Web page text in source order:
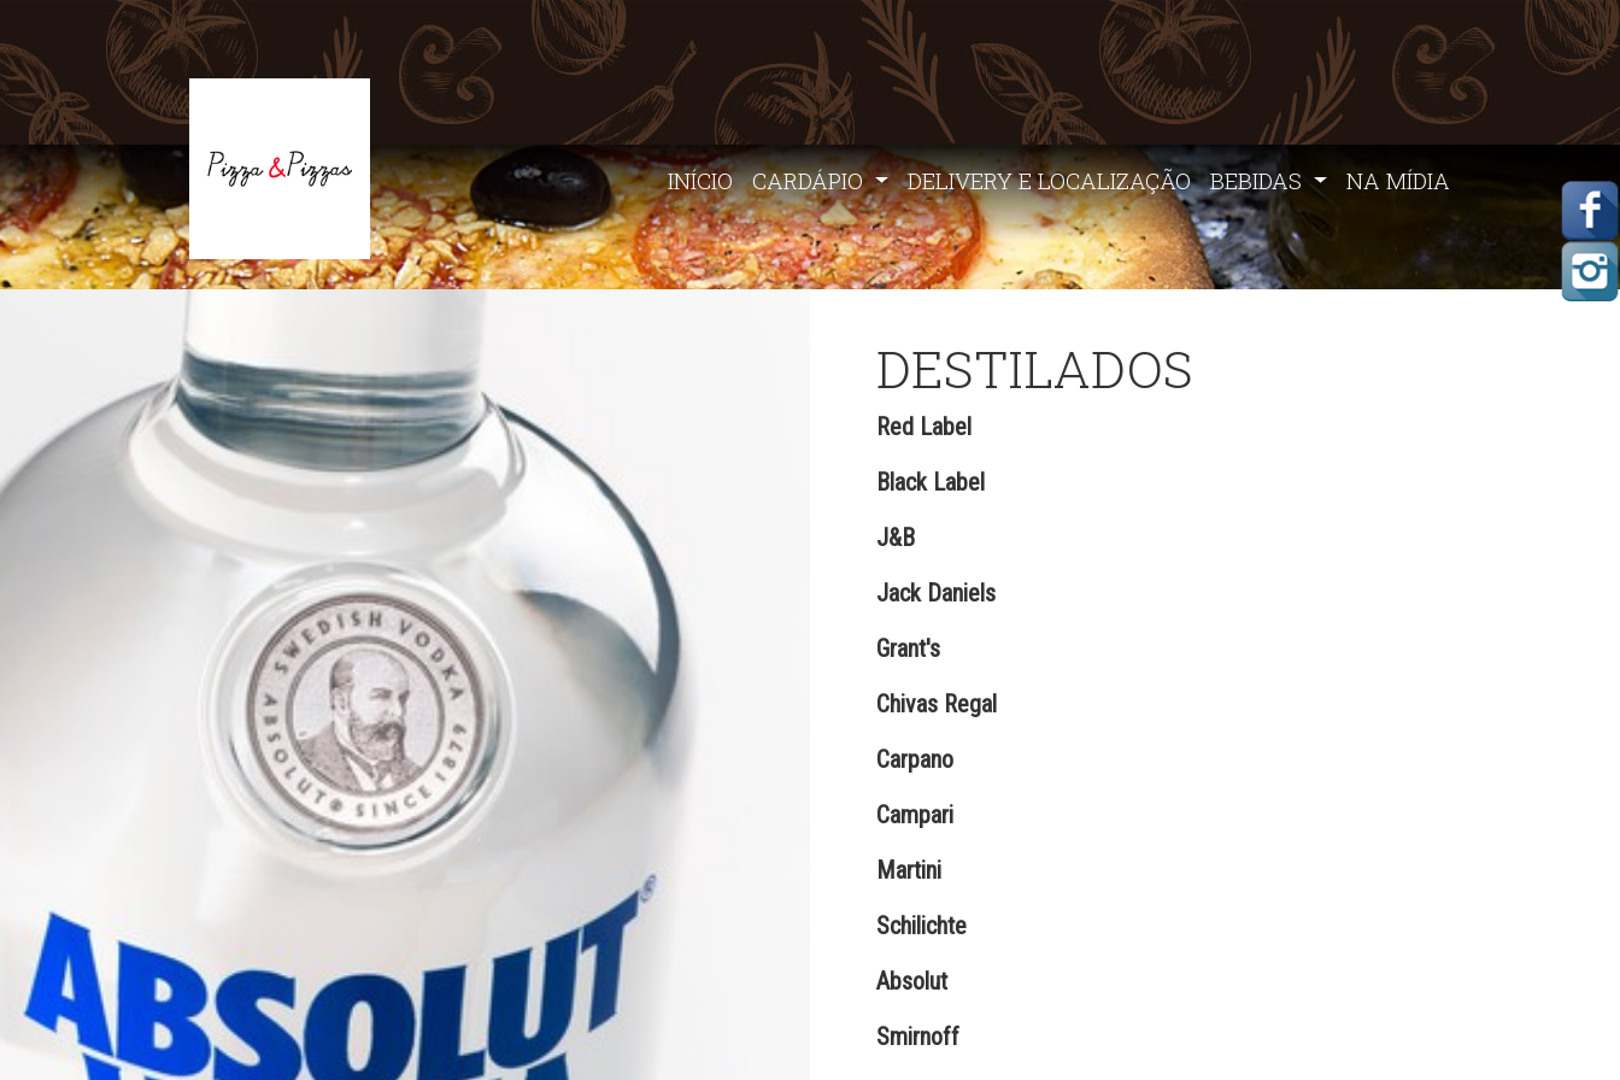
INÍCIO CARDÁPIO DELIVERY E LOCALIZAÇÃO BEBIDAS NA MÍDIA
DESTILADOS
Red Label
Black Label
J&B
Jack Daniels
Grant's
Chivas Regal
Carpano
Campari
Martini
Schilichte
Absolut
Smirnoff